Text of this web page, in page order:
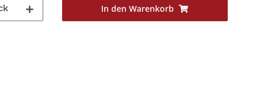
In den Warenkorb